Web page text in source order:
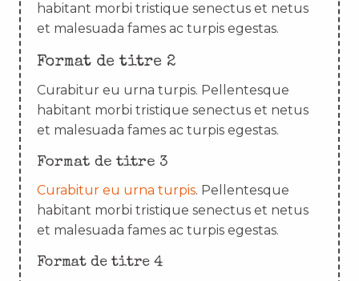
habitant morbi tristique senectus et netus
et malesuada fames ac turpis egestas.
Format de titre 2
Curabitur eu urna turpis. Pellentesque
habitant morbi tristique senectus et netus
et malesuada fames ac turpis egestas.
Format de titre 3
Curabitur eu urna turpis. Pellentesque
habitant morbi tristique senectus et netus
et malesuada fames ac turpis egestas.
Format de titre 4